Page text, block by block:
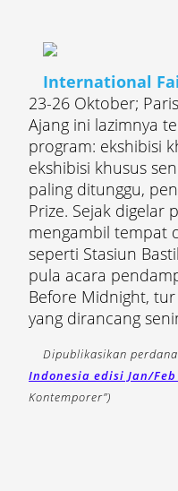
International
23-26 Oktober;
Ajang ini lazimnya
program: ekshibisi
ekshibisi khusus
paling ditunggu,
Prize. Sejak digelar
mengambil tempat
seperti Stasiun
pula acara
Before Midnight,
yang dirancang
Dipublikasikan
Indonesia edisi Jan/Feb
Kontemporer”)